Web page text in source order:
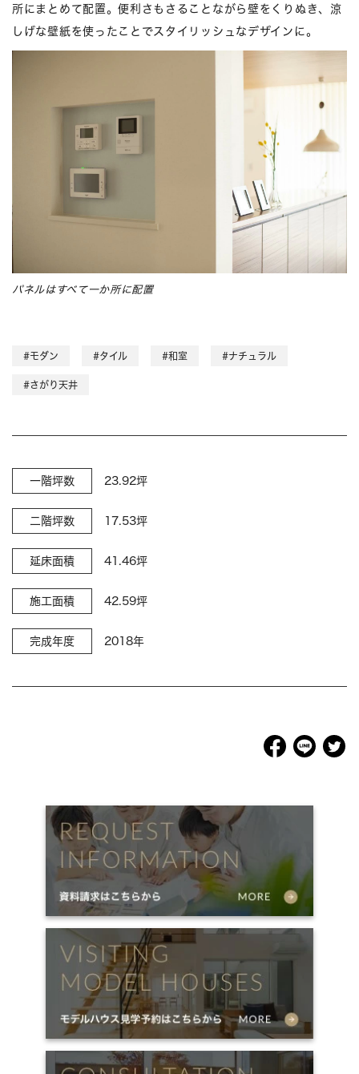
所にまとめて配置。便利さもさることながら壁をくりぬき、涼
しげな壁紙を使ったことでスタイリッシュなデザインに。
パネルはすべて一か所に配置
#モダン #タイル #和室 #ナチュラル
#さがり天井
一階坪数 23.92坪
二階坪数 17.53坪
延床面積 41.46坪
施工面積 42.59坪
完成年度 2018年